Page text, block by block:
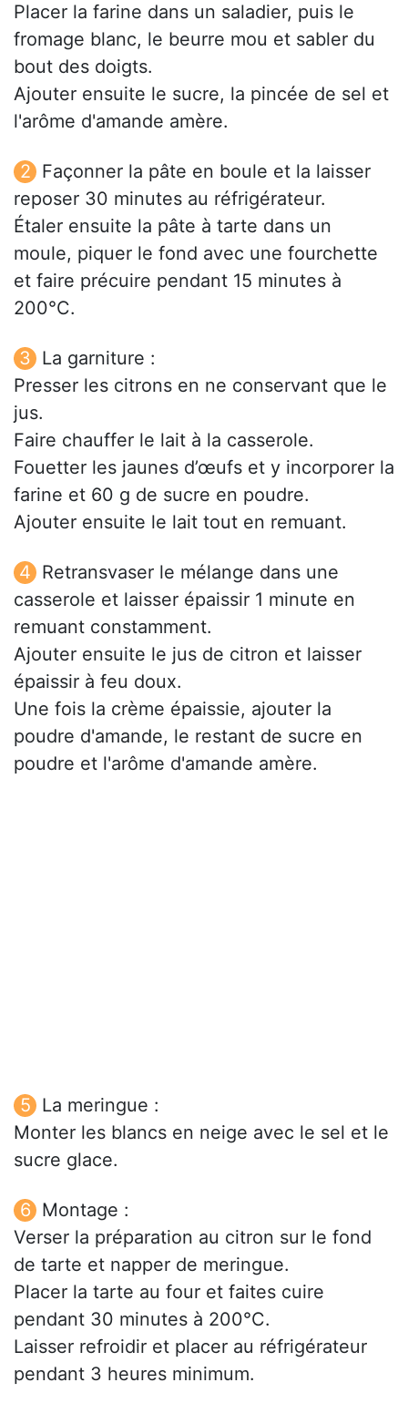
Placer la farine dans un saladier, puis le
fromage blanc, le beurre mou et sabler du
bout des doigts.
Ajouter ensuite le sucre, la pincée de sel et
l'arôme d'amande amère.
Façonner la pâte en boule et la laisser
reposer 30 minutes au réfrigérateur.
Étaler ensuite la pâte à tarte dans un
moule, piquer le fond avec une fourchette
et faire précuire pendant 15 minutes à
200°C.
La garniture :
Presser les citrons en ne conservant que le
jus.
Faire chauffer le lait à la casserole.
Fouetter les jaunes d’œufs et y incorporer la
farine et 60 g de sucre en poudre.
Ajouter ensuite le lait tout en remuant.
Retransvaser le mélange dans une
casserole et laisser épaissir 1 minute en
remuant constamment.
Ajouter ensuite le jus de citron et laisser
épaissir à feu doux.
Une fois la crème épaissie, ajouter la
poudre d'amande, le restant de sucre en
poudre et l'arôme d'amande amère.
La meringue :
Monter les blancs en neige avec le sel et le
sucre glace.
Montage :
Verser la préparation au citron sur le fond
de tarte et napper de meringue.
Placer la tarte au four et faites cuire
pendant 30 minutes à 200°C.
Laisser refroidir et placer au réfrigérateur
pendant 3 heures minimum.